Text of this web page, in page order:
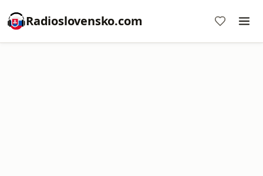
Radioslovensko.com